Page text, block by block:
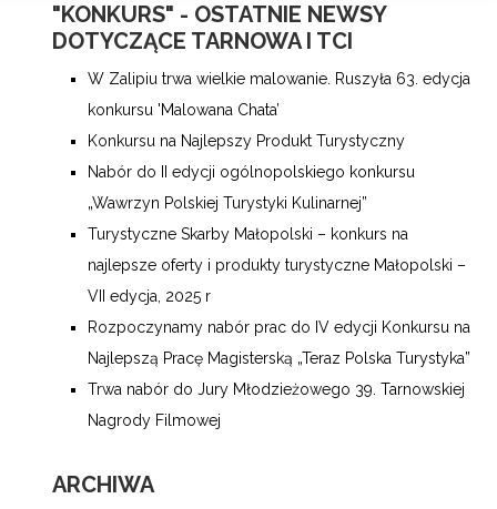
"KONKURS" - OSTATNIE NEWSY
DOTYCZĄCE TARNOWA I TCI
W Zalipiu trwa wielkie malowanie. Ruszyła 63. edycja
konkursu 'Malowana Chata’
Konkursu na Najlepszy Produkt Turystyczny
Nabór do II edycji ogólnopolskiego konkursu
„Wawrzyn Polskiej Turystyki Kulinarnej”
Turystyczne Skarby Małopolski – konkurs na
najlepsze oferty i produkty turystyczne Małopolski –
VII edycja, 2025 r
Rozpoczynamy nabór prac do IV edycji Konkursu na
Najlepszą Pracę Magisterską „Teraz Polska Turystyka”
Trwa nabór do Jury Młodzieżowego 39. Tarnowskiej
Nagrody Filmowej
ARCHIWA